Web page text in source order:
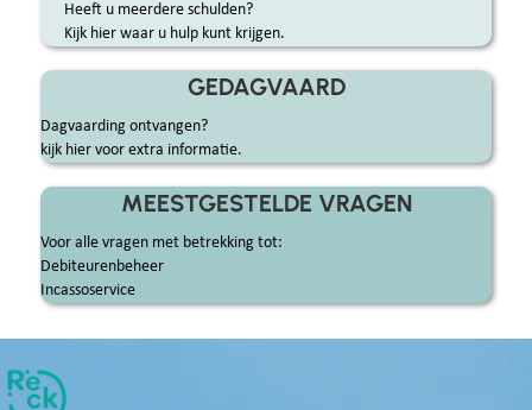
Heeft u meerdere schulden?
Kijk hier waar u hulp kunt krijgen.
GEDAGVAARD
Dagvaarding ontvangen?
kijk hier voor extra informatie.
MEESTGESTELDE VRAGEN
Voor alle vragen met betrekking tot:
Debiteurenbeheer
Incassoservice